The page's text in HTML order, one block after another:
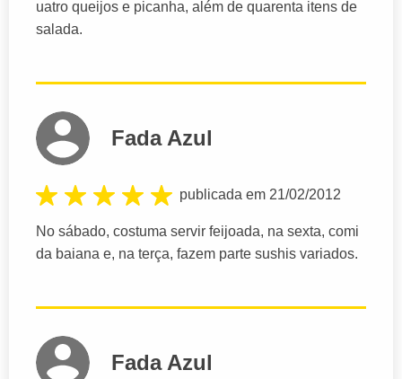
uatro queijos e picanha, além de quarenta itens de
salada.
Fada Azul
publicada em 21/02/2012
No sábado, costuma servir feijoada, na sexta, comi
da baiana e, na terça, fazem parte sushis variados.
Fada Azul